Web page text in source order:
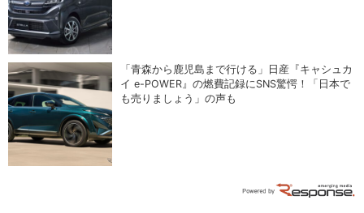
「青森から鹿児島まで行ける」日産『キャシュカ
イ e-POWER』の燃費記録にSNS驚愕！「日本で
も売りましょう」の声も